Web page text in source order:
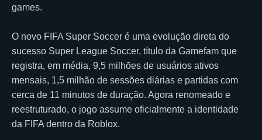
games.
O novo FIFA Super Soccer é uma evolução direta do
sucesso Super League Soccer, título da Gamefam que
registra, em média, 9,5 milhões de usuários ativos
mensais, 1,5 milhão de sessões diárias e partidas com
cerca de 11 minutos de duração. Agora renomeado e
reestruturado, o jogo assume oficialmente a identidade
da FIFA dentro da Roblox.